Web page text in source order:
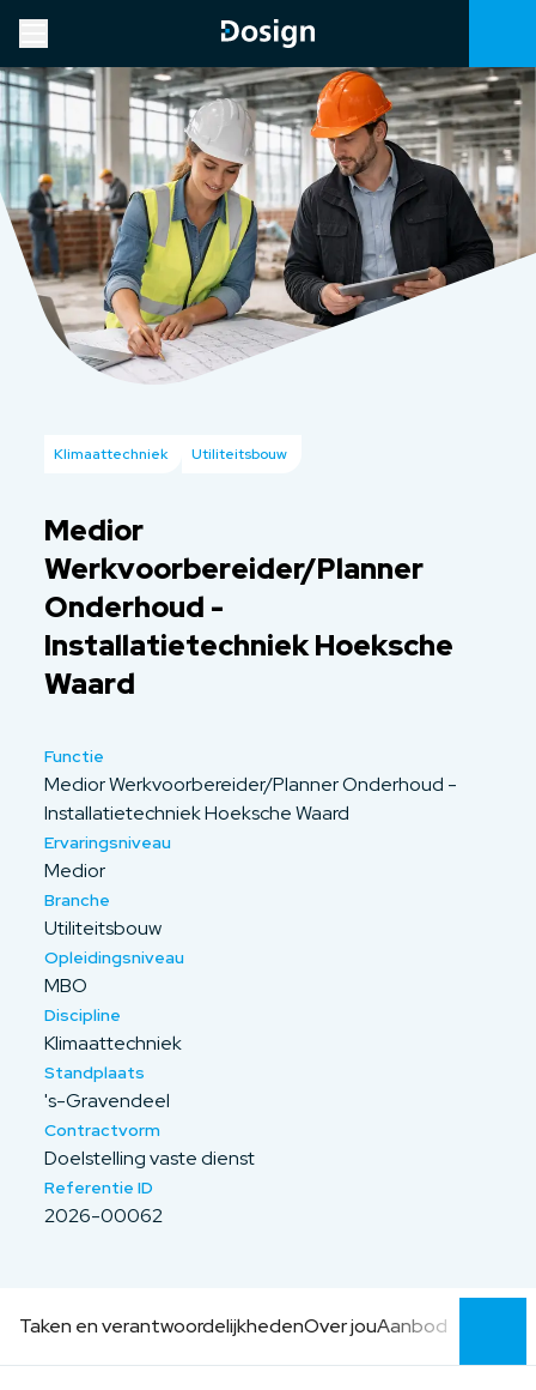
Klimaattechniek Utiliteitsbouw
Medior
Werkvoorbereider/Planner
Onderhoud -
Installatietechniek Hoeksche
Waard
Functie
Medior Werkvoorbereider/Planner Onderhoud -
Installatietechniek Hoeksche Waard
Ervaringsniveau
Medior
Branche
Utiliteitsbouw
Opleidingsniveau
MBO
Discipline
Klimaattechniek
Standplaats
's-Gravendeel
Contractvorm
Doelstelling vaste dienst
Referentie ID
2026-00062
Taken en verantwoordelijkhedenOver jouAanbod